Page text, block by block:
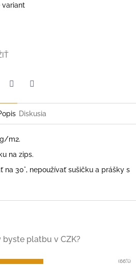
variant
Diskusia
m2.
na zips.
na 30°, nepoužívať sušičku a prášky s
byste platbu v CZK?
(66%)